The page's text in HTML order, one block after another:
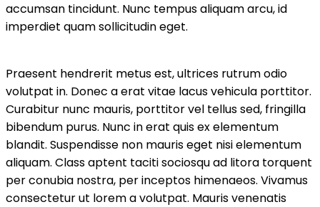
accumsan tincidunt. Nunc tempus aliquam arcu, id
imperdiet quam sollicitudin eget.
Praesent hendrerit metus est, ultrices rutrum odio
volutpat in. Donec a erat vitae lacus vehicula porttitor.
Curabitur nunc mauris, porttitor vel tellus sed, fringilla
bibendum purus. Nunc in erat quis ex elementum
blandit. Suspendisse non mauris eget nisi elementum
aliquam. Class aptent taciti sociosqu ad litora torquent
per conubia nostra, per inceptos himenaeos. Vivamus
consectetur ut lorem a volutpat. Mauris venenatis